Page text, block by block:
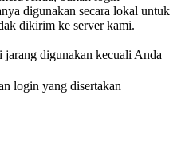
digunakan secara lokal untuk
dikirim ke server kami.
jarang digunakan kecuali Anda
login yang disertakan